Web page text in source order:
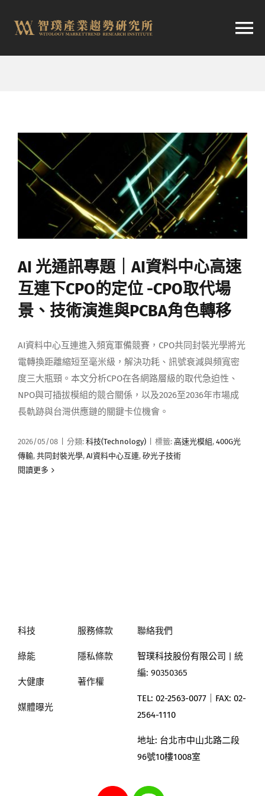
容
航
市場快訊
媒體曝光
中文
AI 光通訊專題｜AI資料中心高速
互連下CPO的定位 -CPO取代場
景、技術演進與PCBA角色轉移
AI資料中心互連進入頻寬軍備競賽，CPO共同封裝光學將光
電轉換距離縮短至毫米級，解決功耗、訊號衰減與頻寬密
度三大瓶頸。本文分析CPO在各網路層級的取代急迫性、
NPO與可插拔模組的競合關係，以及2026至2036年市場成
長軌跡與台灣供應鏈的關鍵卡位機會。
2026/05/08 分類: 科技(Technology) 標籤: 高速光模組, 400G光
傳輸, 共同封裝光學, AI資料中心互連, 矽光子技術
閱讀更多
科技
綠能
大健康
媒體曝光
服務條款
隱私條款
著作權
聯絡我們
智璞科技股份有限公司
| 統
編: 90350365
TEL: 02-2563-0077｜ FAX: 02-
2564-1110
地址: 台北市中山北路二段
96號10樓1008室